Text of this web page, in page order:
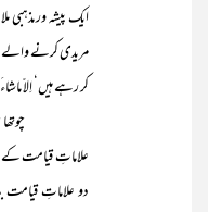
ایک پیشہ ور
مریدی کرنے
کر رہے ہیں‘ اِلاّ
چوتھا
علاماتِ قیامت
دو علاماتِ